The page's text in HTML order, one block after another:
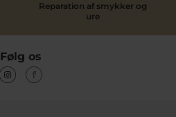
Reparation af smykker og
ure
Følg os